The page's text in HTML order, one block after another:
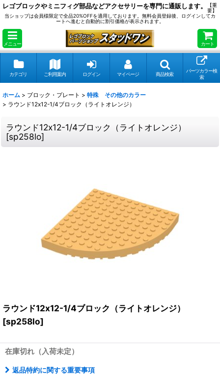
レゴブロックやミニフィグ部品などアクセサリーを専門に通販します。
【重
要】
当ショップは会員様限定で全品20%OFFを適用しております。無料会員登録後、ログインしてカ
ートへ進むと自動的に割引価格が表示されます。
メニュー カート
カテゴリ ご利用案内 ログイン マイページ 商品検索
パーツカラー検
索
ホーム > ブロック・プレート > 特殊 その他のカラー
> ラウンド12x12-1/4ブロック（ライトオレンジ）
ラウンド12x12-1/4ブロック（ライトオレンジ）
[sp258lo]
ラウンド12x12-1/4ブロック（ライトオレンジ）
[sp258lo]
在庫切れ（入荷未定）
返品特約に関する重要事項